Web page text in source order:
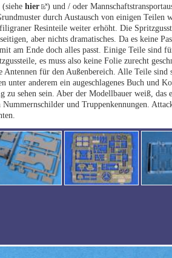
hier
) und / oder
durch Austausch von einigen Teilen
Resinteile weiter erhöht. Die
aber nichts dramatisches. Da es keine
am Ende doch alles passt. Einige Teile sind
es muss also keine Folie zurecht
für den Außenbereich. Alle Teile sind
unter anderem ein augeschlagenes Buch und
sehen sein. Aber der Modellbauer weiß, das
und Truppenkennungen.